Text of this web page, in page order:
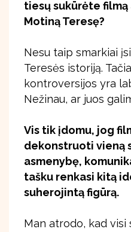
tiesų sukūrėte
Motiną Teresę?
Nesu taip smarkiai
Teresės istoriją.
kontroversijos yra
Nežinau, ar juos
Vis tik įdomu, jog
dekonstruoti vieną
asmenybę,
tašku renkasi kitą
suherojintą figūrą.
Man atrodo, kad visi